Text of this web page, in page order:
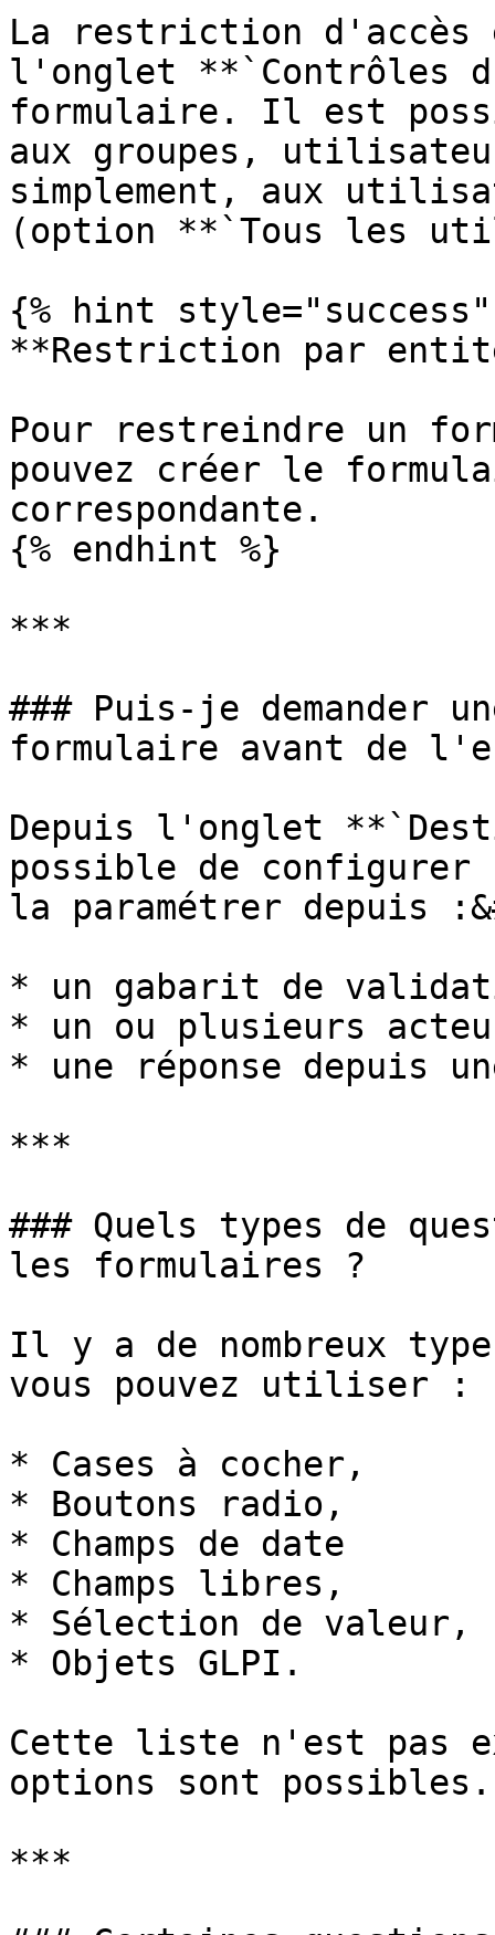
La restriction d'accès
l'onglet **`Contrôles
formulaire. Il est
aux groupes,
simplement, aux
(option **`Tous les
{% hint style="success"
**Restriction par
Pour restreindre un
pouvez créer le
correspondante.
{% endhint %}
***
### Puis-je demander
formulaire avant de
Depuis l'onglet
possible de configurer
la paramétrer depuis
* un gabarit de
* un ou plusieurs
* une réponse depuis
***
### Quels types de
les formulaires ?
Il y a de nombreux
vous pouvez utiliser :
* Cases à cocher,
* Boutons radio,
* Champs de date
* Champs libres,
* Sélection de valeur,
* Objets GLPI.
Cette liste n'est pas
options sont possibles.
***